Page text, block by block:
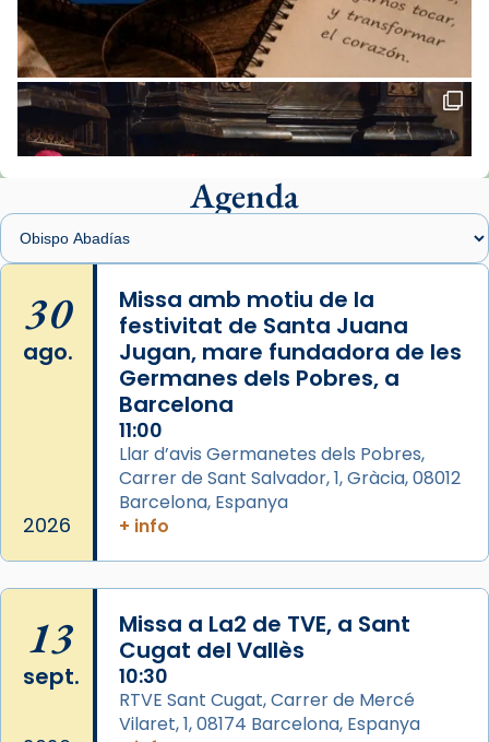
Mons. Sergi Gordo, bisbe de Tortosa, ha
presidit aquest 27 de juliol la missa de Les
Santes de Mataró.
🔗tinyurl.com/cvu5jmbk
📸 J. Merino
de Barcelona.
2 weeks ago
Aquest dilluns, 27 de juliol, ha tingut lloc la
missa d’acció de gràcies en agraïment al
comitè organitzador de la visita apostòlica
del Sant Pare Lleó XIV a Barcelona, i als
col·laboradors, a la Catedral de Barcelona.
L’arquebisbe de Barcelona, el cardenal Joan
Josep Omella, ha presidit la missa i l’ha
concelebrat el bisbe auxiliar de Barcelona,
Mons. David Abadías.
📸 Dr. G. Simón
View on Facebook · Share
Agenda
30
ago.
2026
Missa amb motiu de la
festivitat de Santa Juana
Jugan, mare fundadora de les
Germanes dels Pobres, a
Barcelona
11:00
Llar d’avis Germanetes dels Pobres,
Carrer de Sant Salvador, 1, Gràcia, 08012
Barcelona, Espanya
+ info
13
sept.
Missa a La2 de TVE, a Sant
Cugat del Vallès
10:30
RTVE Sant Cugat, Carrer de Mercé
Vilaret, 1, 08174 Barcelona, Espanya